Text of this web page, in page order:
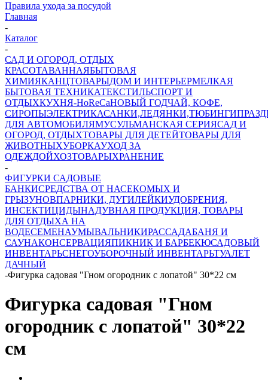
Правила ухода за посудой
Главная
-
Каталог
-
САД И ОГОРОД, ОТДЫХ
КРАСОТАВАННАЯБЫТОВАЯ
ХИМИЯКАНЦТОВАРЫДОМ И ИНТЕРЬЕРМЕЛКАЯ
БЫТОВАЯ ТЕХНИКАТЕКСТИЛЬСПОРТ И
ОТДЫХКУХНЯ-HoReCaНОВЫЙ ГОДЧАЙ, КОФЕ,
СИРОПЫЭЛЕКТРИКАСАНКИ,ЛЕДЯНКИ,ТЮБИНГИ
ДЛЯ АВТОМОБИЛЯМУСУЛЬМАНСКАЯ СЕРИЯСАД И
ОГОРОД, ОТДЫХТОВАРЫ ДЛЯ ДЕТЕЙТОВАРЫ ДЛЯ
ЖИВОТНЫХУБОРКАУХОД ЗА
ОДЕЖДОЙХОЗТОВАРЫХРАНЕНИЕ
-
ФИГУРКИ САДОВЫЕ
БАНКИСРЕДСТВА ОТ НАСЕКОМЫХ И
ГРЫЗУНОВПАРНИКИ, ДУГИЛЕЙКИУДОБРЕНИЯ,
ИНСЕКТИЦИДЫНАДУВНАЯ ПРОДУКЦИЯ, ТОВАРЫ
ДЛЯ ОТДЫХА НА
ВОДЕСЕМЕНАУМЫВАЛЬНИКИРАССАДАБАНЯ И
САУНАКОНСЕРВАЦИЯПИКНИК И БАРБЕКЮСАДОВЫЙ
ИНВЕНТАРЬСНЕГОУБОРОЧНЫЙ ИНВЕНТАРЬТУАЛЕТ
ДАЧНЫЙ
-Фигурка садовая "Гном огородник с лопатой" 30*22 см
Фигурка садовая "Гном
огородник с лопатой" 30*22
см